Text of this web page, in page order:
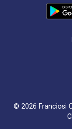
© 2026 Franciosi